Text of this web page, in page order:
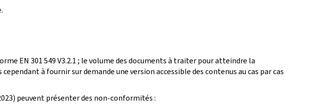
EN 301 549 V3.2.1 ; le volume des documents à traiter pour atteindre la
à fournir sur demande une version accessible des contenus au cas par cas
peuvent présenter des non-conformités :